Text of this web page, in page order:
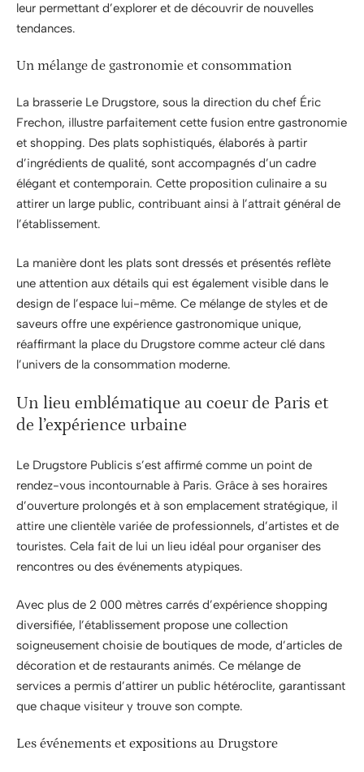
leur permettant d’explorer et de découvrir de nouvelles
tendances.
Un mélange de gastronomie et consommation
La brasserie Le Drugstore, sous la direction du chef Éric
Frechon, illustre parfaitement cette fusion entre gastronomie
et shopping. Des plats sophistiqués, élaborés à partir
d’ingrédients de qualité, sont accompagnés d’un cadre
élégant et contemporain. Cette proposition culinaire a su
attirer un large public, contribuant ainsi à l’attrait général de
l’établissement.
La manière dont les plats sont dressés et présentés reflète
une attention aux détails qui est également visible dans le
design de l’espace lui-même. Ce mélange de styles et de
saveurs offre une expérience gastronomique unique,
réaffirmant la place du Drugstore comme acteur clé dans
l’univers de la consommation moderne.
Un lieu emblématique au coeur de Paris et
de l’expérience urbaine
Le Drugstore Publicis s’est affirmé comme un point de
rendez-vous incontournable à Paris. Grâce à ses horaires
d’ouverture prolongés et à son emplacement stratégique, il
attire une clientèle variée de professionnels, d’artistes et de
touristes. Cela fait de lui un lieu idéal pour organiser des
rencontres ou des événements atypiques.
Avec plus de 2 000 mètres carrés d’expérience shopping
diversifiée, l’établissement propose une collection
soigneusement choisie de boutiques de mode, d’articles de
décoration et de restaurants animés. Ce mélange de
services a permis d’attirer un public hétéroclite, garantissant
que chaque visiteur y trouve son compte.
Les événements et expositions au Drugstore